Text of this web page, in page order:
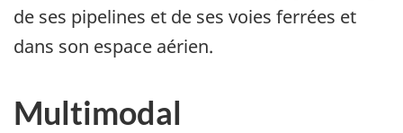
de ses pipelines et de ses voies ferrées et
dans son espace aérien.
Multimodal